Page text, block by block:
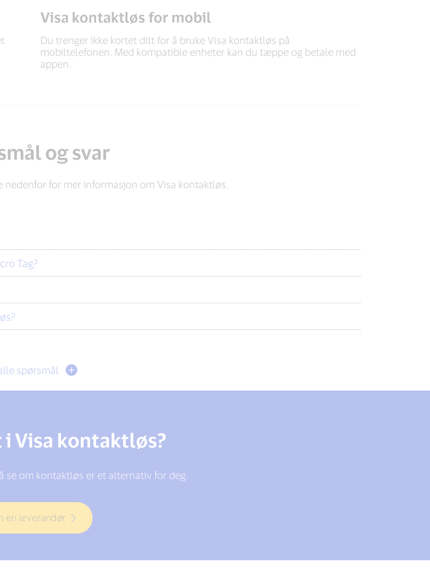
Visa kontaktløs for mobil
Du trenger ikke kortet ditt for å bruke Visa kontaktløs på
mobiltelefonen. Med kompatible enheter kan du tæppe og betale med
appen.
og svar
nedenfor for mer informasjon om Visa kontaktløs.
Tag?
spørsmål
Visa kontaktløs?
se om kontaktløs er et alternativ for deg.
en leverandør